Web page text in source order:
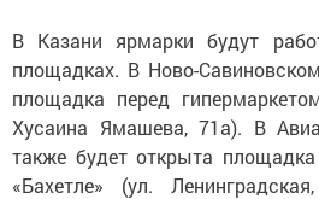
В Казани ярмарки будут
площадках. В Ново-
площадка перед
Хусаина Ямашева, 71а). В
также будет открыта
«Бахетле» (ул.